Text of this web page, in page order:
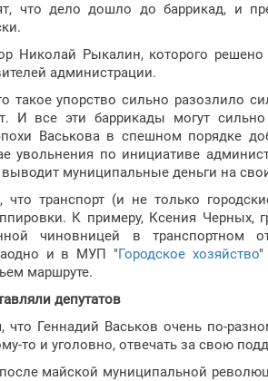
что дело дошло до баррикад, и
Николай Рыкалин, которого
администрации.
такое упорство сильно разозлило
И все эти баррикады могут
Васькова в спешном порядке
увольнения по инициативе
муниципальные деньги на
транспорт (и не только
К примеру, Ксения
чиновницей в транспортном
и в МУП "Городское хозяйство"
маршруте.
депутатов
что Геннадий Васьков очень по-
то и уголовно, отвечать за свою
майской муниципальной